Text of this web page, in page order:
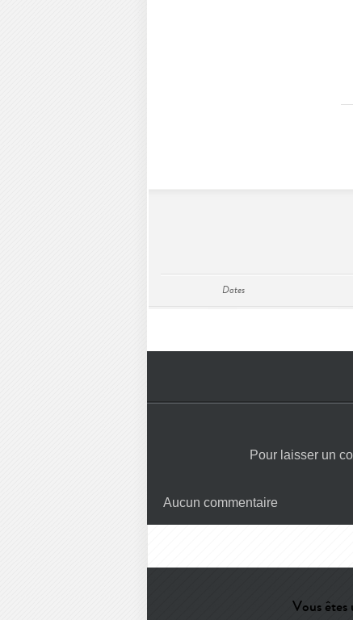
Dates
Pour laisser un
Aucun commentaire
Vous